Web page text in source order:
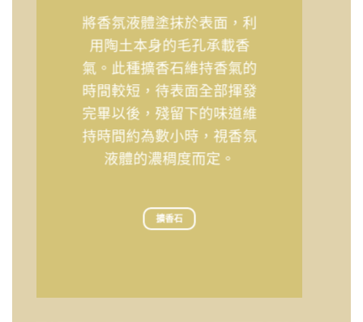
將香氛液體塗抹於表面，利
用陶土本身的毛孔承載香
氣。此種擴香石維持香氣的
時間較短，待表面全部揮發
完畢以後，殘留下的味道維
持時間約為數小時，視香氛
液體的濃稠度而定。
擴香石